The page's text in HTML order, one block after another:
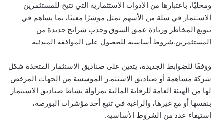
ومحليًا، باعتبارها من الأدوات الاستثمارية التي تتيح للمستثمرين
الاستثمار في سلة من الأسهم تمثل مؤشرًا معينًا، بما يساهم في
تنويع المخاطر وزيادة عمق السوق وجذب شرائح جديدة من
المستثمرين.شروط أساسية للحصول على الموافقة المبدئية
ووفقًا للضوابط الجديدة، يتعين على صناديق الاستثمار المتخذة شكل
شركة مساهمة أو صناديق الاستثمار المؤسسة من الجهات المرخص
لها من الهيئة العامة للرقابة المالية بمزاولة نشاط صناديق الاستثمار
بنفسها أو مع غيرها، والراغبة في تتبع أحد مؤشرات البورصة،
استيفاء عدد من الشروط الأساسية.